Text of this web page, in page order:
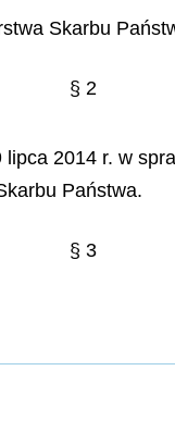
Skarbu
§ 2
2014 r. w
Państwa.
§ 3